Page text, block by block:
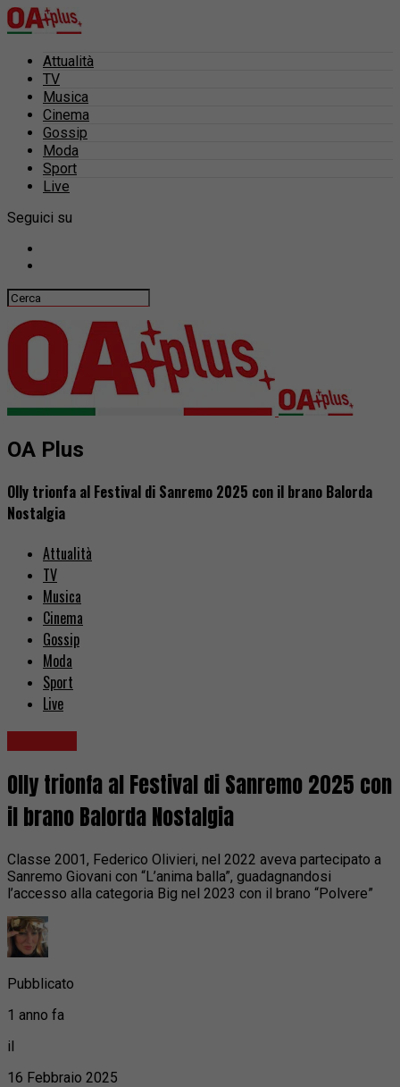
Attualità
TV
Musica
Cinema
Gossip
Moda
Sport
Live
Seguici su
OA Plus
Olly trionfa al Festival di Sanremo 2025 con il brano Balorda
Nostalgia
Attualità
TV
Musica
Cinema
Gossip
Moda
Sport
Live
Olly trionfa al Festival di Sanremo 2025 con
il brano Balorda Nostalgia
Classe 2001, Federico Olivieri, nel 2022 aveva partecipato a
Sanremo Giovani con “L’anima balla”, guadagnandosi
l’accesso alla categoria Big nel 2023 con il brano “Polvere”
Pubblicato
1 anno fa
il
16 Febbraio 2025